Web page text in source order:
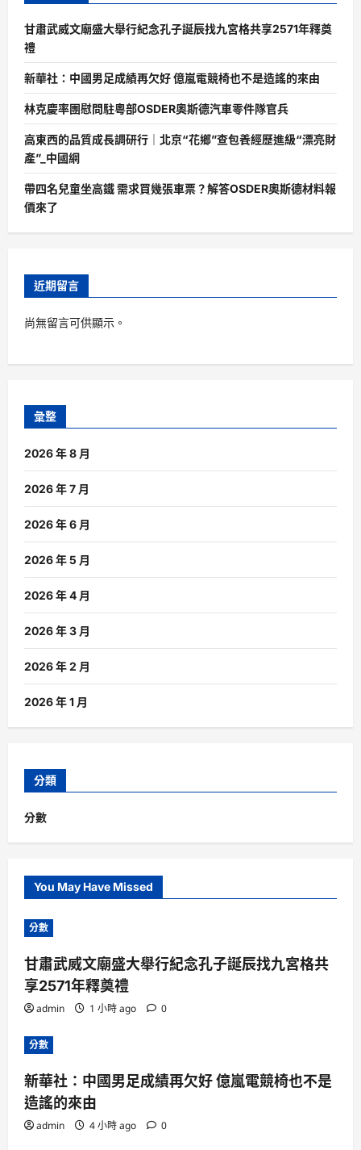
甘肅武威文廟盛大舉行紀念孔子誕辰找九宮格共享2571年釋奠
禮
新華社：中國男足成績再欠好 億嵐電競椅也不是造謠的來由
林克慶率團慰問駐粵部OSDER奧斯德汽車零件隊官兵
高東西的品質成長調研行｜北京“花鄉”查包養經歷進級“漂亮財
產”_中國網
帶四名兒童坐高鐵 需求買幾張車票？解答OSDER奧斯德材料報
價來了
近期留言
尚無留言可供顯示。
彙整
2026 年 8 月
2026 年 7 月
2026 年 6 月
2026 年 5 月
2026 年 4 月
2026 年 3 月
2026 年 2 月
2026 年 1 月
分類
分數
You May Have Missed
分數
甘肅武威文廟盛大舉行紀念孔子誕辰找九宮格共
享2571年釋奠禮
admin 1 小時 ago 0
分數
新華社：中國男足成績再欠好 億嵐電競椅也不是
造謠的來由
admin 4 小時 ago 0